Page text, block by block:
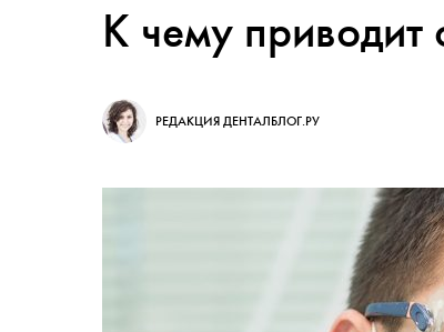
К чему приводит
РЕДАКЦИЯ ДЕНТАЛБЛОГ.РУ